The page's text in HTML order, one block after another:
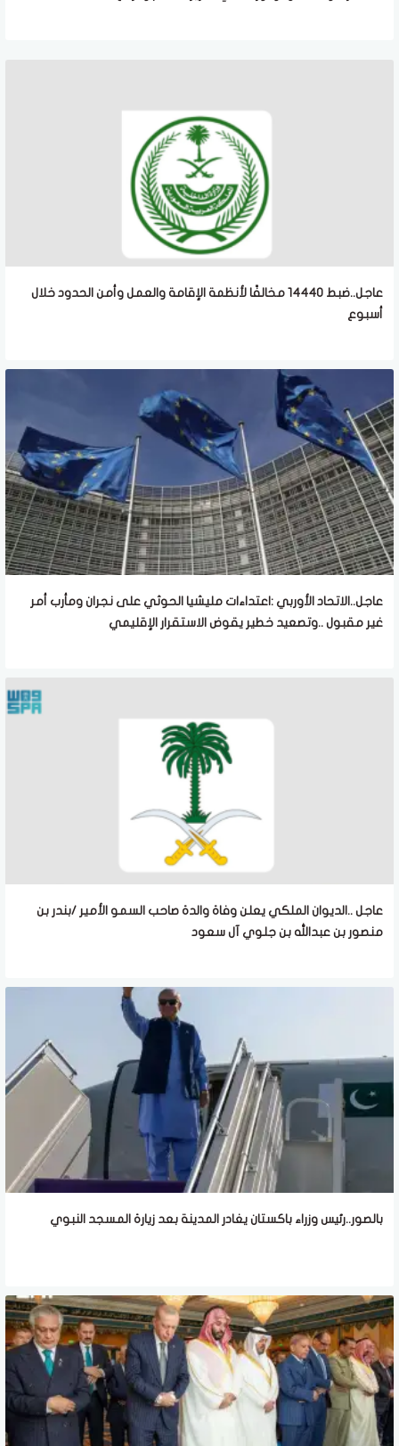
عاجل..ضبط 14440 مخالفًا لأنظمة الإقامة والعمل وأمن الحدود خلال
أسبوع
عاجل..الاتحاد الأوربي :اعتداءات مليشيا الحوثي على نجران ومأرب أمر
غير مقبول ..وتصعيد خطير يقوض الاستقرار الإقليمي
عاجل ..الديوان الملكي يعلن وفاة والدة صاحب السمو الأمير /بندر بن
منصور بن عبدالله بن جلوي آل سعود
بالصور..رئيس وزراء باكستان يغادر المدينة بعد زيارة المسجد النبوي